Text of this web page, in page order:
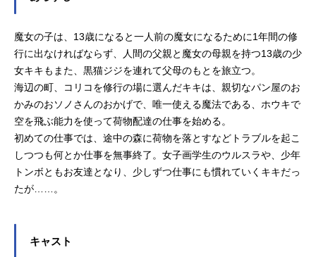
魔女の子は、13歳になると一人前の魔女になるために1年間の修
行に出なければならず、人間の父親と魔女の母親を持つ13歳の少
女キキもまた、黒猫ジジを連れて父母のもとを旅立つ。
海辺の町、コリコを修行の場に選んだキキは、親切なパン屋のお
かみのおソノさんのおかげで、唯一使える魔法である、ホウキで
空を飛ぶ能力を使って荷物配達の仕事を始める。
初めての仕事では、途中の森に荷物を落とすなどトラブルを起こ
しつつも何とか仕事を無事終了。女子画学生のウルスラや、少年
トンボともお友達となり、少しずつ仕事にも慣れていくキキだっ
たが……。
キャスト